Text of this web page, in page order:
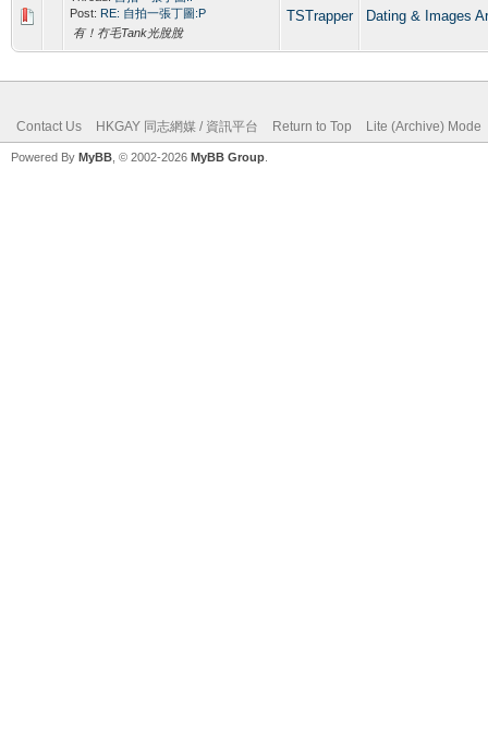
Post: RE: 自拍一張丁圖:P
有！冇毛Tank光脫脫
TSTrapper Dating & Images
Contact Us HKGAY 同志網媒 / 資訊平台 Return to Top Lite (Archive) Mode
Powered By MyBB , © 2002-2026 MyBB Group